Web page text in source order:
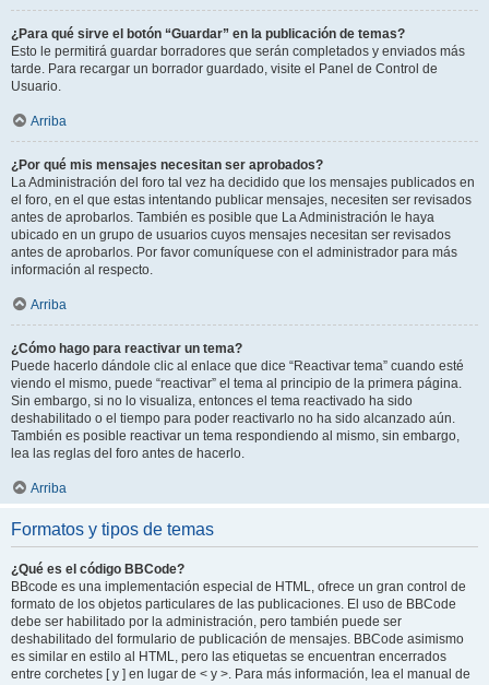
¿Para qué sirve el botón “Guardar” en la publicación de temas?
Esto le permitirá guardar borradores que serán completados y enviados más
tarde. Para recargar un borrador guardado, visite el Panel de Control de
Usuario.
Arriba
¿Por qué mis mensajes necesitan ser aprobados?
La Administración del foro tal vez ha decidido que los mensajes publicados en
el foro, en el que estas intentando publicar mensajes, necesiten ser revisados
antes de aprobarlos. También es posible que La Administración le haya
ubicado en un grupo de usuarios cuyos mensajes necesitan ser revisados
antes de aprobarlos. Por favor comuníquese con el administrador para más
información al respecto.
Arriba
¿Cómo hago para reactivar un tema?
Puede hacerlo dándole clic al enlace que dice “Reactivar tema” cuando esté
viendo el mismo, puede “reactivar” el tema al principio de la primera página.
Sin embargo, si no lo visualiza, entonces el tema reactivado ha sido
deshabilitado o el tiempo para poder reactivarlo no ha sido alcanzado aún.
También es posible reactivar un tema respondiendo al mismo, sin embargo,
lea las reglas del foro antes de hacerlo.
Arriba
Formatos y tipos de temas
¿Qué es el código BBCode?
BBcode es una implementación especial de HTML, ofrece un gran control de
formato de los objetos particulares de las publicaciones. El uso de BBCode
debe ser habilitado por la administración, pero también puede ser
deshabilitado del formulario de publicación de mensajes. BBCode asimismo
es similar en estilo al HTML, pero las etiquetas se encuentran encerrados
entre corchetes [ y ] en lugar de < y >. Para más información, lea el manual de